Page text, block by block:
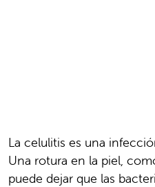
La celulitis es una
Una rotura en la piel,
puede dejar que las